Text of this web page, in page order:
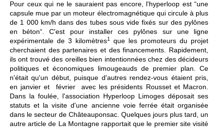
Pour ceux qui ne le sauraient pas encore, l'hyperloop est “une
capsule mue par un moteur électromagnétique qui circule à plus
de 1 000 km/h dans des tubes sous vide fixés sur des pylônes
en béton“. C'est pour installer ces pylônes sur une ligne
expérimentale de 3 kilomètres1
que les promoteurs du projet
cherchaient des partenaires et des financements. Rapidement,
ils ont trouvé des oreilles bien intentionnées chez des décideurs
politiques et économiques limougeauds de premier plan. Ce
n'était qu'un début, puisque d'autres rendez-vous étaient pris,
en janvier et février avec les présidents Rousset et Macron.
Dans la foulée, l'association Hyperloop Limoges déposait ses
statuts et la visite d'une ancienne voie ferrée était organisée
dans le secteur de Châteauponsac. Quelques jours plus tard, un
autre article de La Montagne rapportait que le premier site visité